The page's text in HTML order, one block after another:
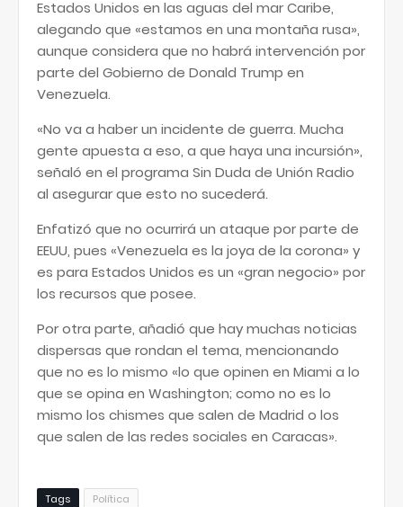
Estados Unidos en las aguas del mar Caribe,
alegando que «estamos en una montaña rusa»,
aunque considera que no habrá intervención por
parte del Gobierno de Donald Trump en
Venezuela.
«No va a haber un incidente de guerra. Mucha
gente apuesta a eso, a que haya una incursión»,
señaló en el programa Sin Duda de Unión Radio
al asegurar que esto no sucederá.
Enfatizó que no ocurrirá un ataque por parte de
EEUU, pues «Venezuela es la joya de la corona» y
es para Estados Unidos es un «gran negocio» por
los recursos que posee.
Por otra parte, añadió que hay muchas noticias
dispersas que rondan el tema, mencionando
que no es lo mismo «lo que opinen en Miami a lo
que se opina en Washington; como no es lo
mismo los chismes que salen de Madrid o los
que salen de las redes sociales en Caracas».
Tags Política